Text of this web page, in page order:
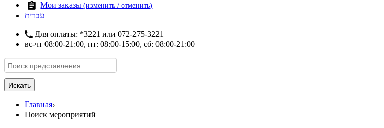
Мои заказы(изменить / отменить)
עברית
Для оплаты: *3221 или 072-275-3221
вс-чт 08:00-21:00, пт: 08:00-15:00, сб: 08:00-21:00
Искать
Главная›
Поиск мероприятий